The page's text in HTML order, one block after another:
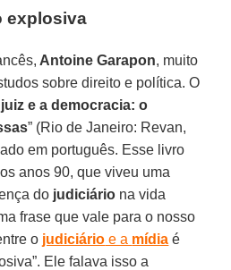
explosiva
Antoine Garapon, muito
sobre direito e política. O
juiz e a democracia: o
” (Rio de Janeiro: Revan,
em português. Esse livro
anos 90, que viveu uma
do judiciário na vida
frase que vale para o nosso
o judiciário e a mídia é
Ele falava isso a